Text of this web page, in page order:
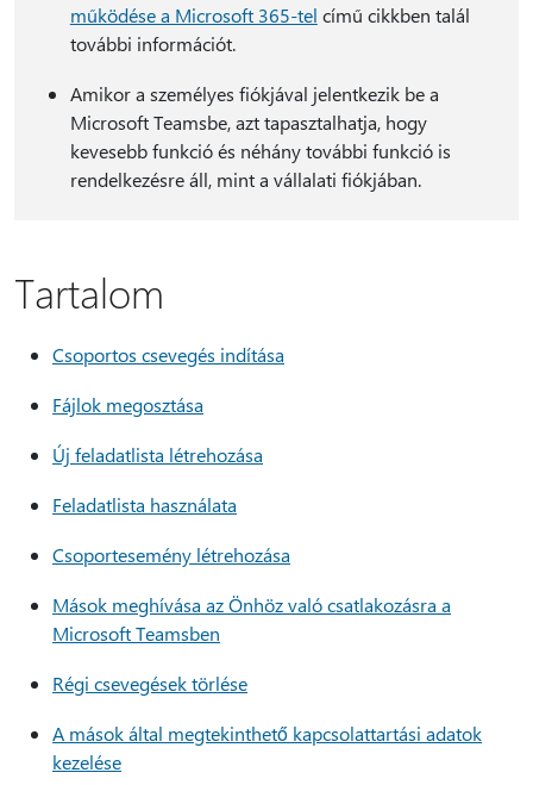
működése a Microsoft 365-tel című cikkben talál
további információt.
Amikor a személyes fiókjával jelentkezik be a
Microsoft Teamsbe, azt tapasztalhatja, hogy
kevesebb funkció és néhány további funkció is
rendelkezésre áll, mint a vállalati fiókjában.
Tartalom
Csoportos csevegés indítása
Fájlok megosztása
Új feladatlista létrehozása
Feladatlista használata
Csoportesemény létrehozása
Mások meghívása az Önhöz való csatlakozásra a
Microsoft Teamsben
Régi csevegések törlése
A mások által megtekinthető kapcsolattartási adatok
kezelése